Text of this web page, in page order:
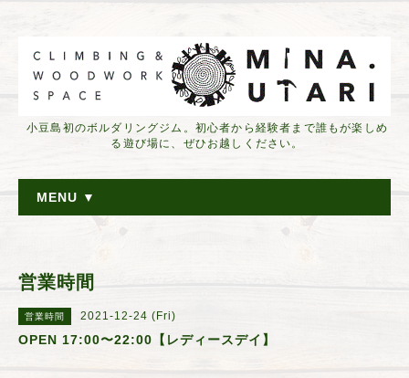
小豆島初のボルダリングジム。初心者から経験者まで誰もが楽しめ
る遊び場に、ぜひお越しください。
MENU ▼
営業時間
営業時間 2021-12-24 (Fri)
OPEN 17:00〜22:00【レディースデイ】